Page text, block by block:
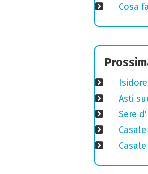
Cosa
Asti
Sere